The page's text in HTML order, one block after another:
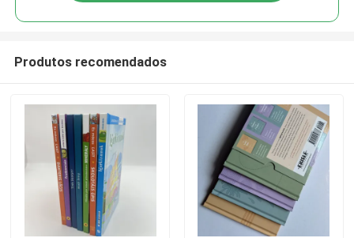
Produtos recomendados